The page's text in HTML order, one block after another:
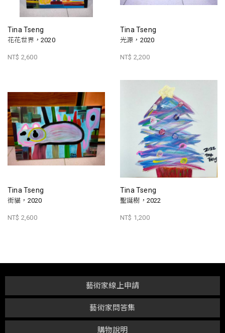
Tina Tseng
花花世界，2020
NT$ 2,600
Tina Tseng
光源，2020
NT$ 2,200
Tina Tseng
街貓，2020
NT$ 2,600
Tina Tseng
聖誕樹，2022
NT$ 1,200
購物說明
藝術家問答集
藝術家線上申請